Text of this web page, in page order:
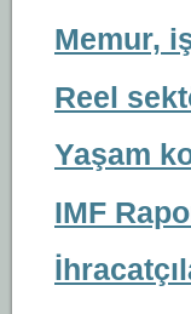
Memur,
Reel
Yaşam
IMF